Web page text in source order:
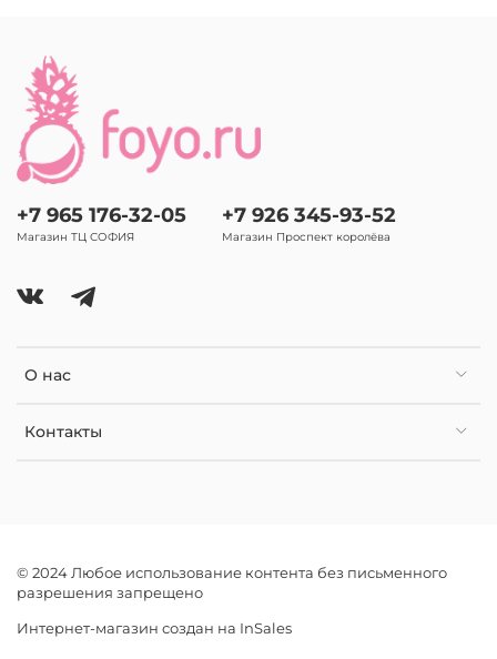
О нас
Контакты
+7 965 176-32-05
Магазин ТЦ СОФИЯ
+7 926 345-93-52
Магазин Проспект королёва
© 2024 Любое использование контента без письменного
разрешения запрещено
Интернет-магазин создан на InSales